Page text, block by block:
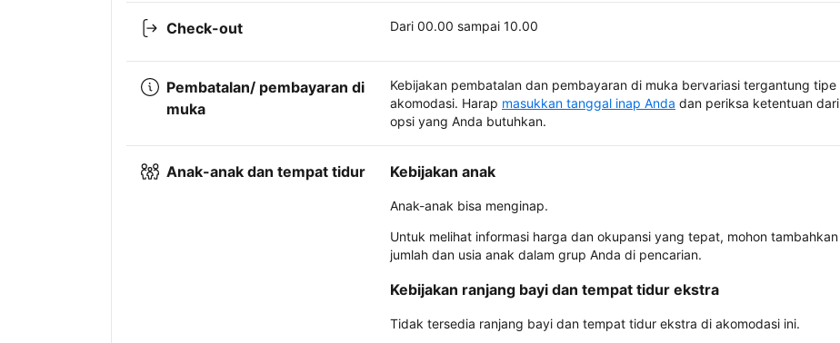
Check-out Dari 00.00 sampai 10.00
Pembatalan/ pembayaran di
muka
Kebijakan pembatalan dan pembayaran di muka bervariasi tergantung tipe
akomodasi. Harap masukkan tanggal inap Anda dan periksa ketentuan dari
opsi yang Anda butuhkan.
Anak-anak dan tempat tidur Kebijakan anak
Anak-anak bisa menginap.
Untuk melihat informasi harga dan okupansi yang tepat, mohon tambahkan
jumlah dan usia anak dalam grup Anda di pencarian.
Kebijakan ranjang bayi dan tempat tidur ekstra
Tidak tersedia ranjang bayi dan tempat tidur ekstra di akomodasi ini.